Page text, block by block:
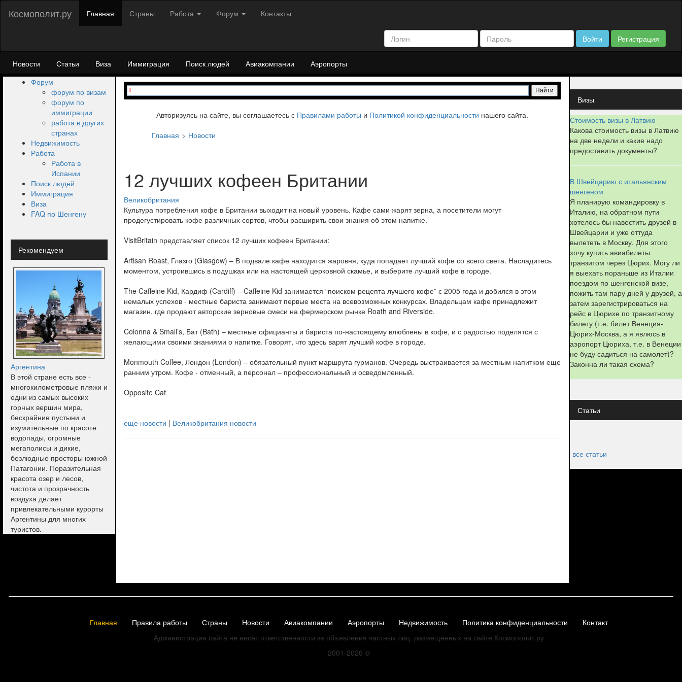
Космополит.ру Главная Страны Работа Форум Контакты
Войти Регистрация
Новости Статьи Виза Иммиграция Поиск людей Авиакомпании
Аэропорты
Форум
форум по визам
форум по
иммиграции
работа в других
странах
Недвижимость
Работа
Работа в
Испании
Поиск людей
Иммиграция
Виза
FAQ по Шенгену
Рекомендуем
Аргентина
В этой стране есть все -
многокилометровые пляжи и
одни из самых высоких
горных вершин мира,
бескрайние пустыни и
изумительные по красоте
водопады, огромные
мегаполисы и дикие,
безлюдные просторы южной
Патагонии. Поразительная
красота озер и лесов,
чистота и прозрачность
воздуха делает
привлекательными курорты
Аргентины для многих
туристов.
Авторизуясь на сайте, вы соглашаетесь с Правилами работы и Политикой конфиденциальности нашего сайта.
Главная
Новости
12 лучших кофеен Британии
Великобритания
Культура потребления кофе в Британии выходит на новый уровень. Кафе сами жарят зерна, а посетители могут
продегустировать кофе различных сортов, чтобы расширить свои знания об этом напитке.
VisitBritain представляет список 12 лучших кофеен Британии:
Artisan Roast, Глазго (Glasgow) – В подвале кафе находится жаровня, куда попадает лучший кофе со всего света. Насладитесь
моментом, устроившись в подушках или на настоящей церковной скамье, и выберите лучший кофе в городе.
The Caffeine Kid, Кардиф (Cardiff) – Caffeine Kid занимается “поиском рецепта лучшего кофе” с 2005 года и добился в этом
немалых успехов - местные бариста занимают первые места на всевозможных конкурсах. Владельцам кафе принадлежит
магазин, где продают авторские зерновые смеси на фермерском рынке Roath and Riverside.
Colonna & Small’s, Бат (Bath) – местные официанты и бариста по-настоящему влюблены в кофе, и с радостью поделятся с
желающими своими знаниями о напитке. Говорят, что здесь варят лучший кофе в городе.
Monmouth Coffee, Лондон (London) – обязательный пункт маршрута гурманов. Очередь выстраивается за местным напитком еще
ранним утром. Кофе - отменный, а персонал – профессиональный и осведомленный.
Opposite Caf
еще новости | Великобритания новости
Визы
Стоимость визы в Латвию
Какова стоимость визы в Латвию
на две недели и какие надо
предоставить документы?
В Швейцарию с итальянским
шенгеном
Я планирую командировку в
Италию, на обратном пути
хотелось бы навестить друзей в
Швейцарии и уже оттуда
вылететь в Москву. Для этого
хочу купить авиабилеты
транзитом через Цюрих. Могу ли
я выехать пораньше из Италии
поездом по шенгенской визе,
пожить там пару дней у друзей, а
затем зарегистрироваться на
рейс в Цюрихе по транзитному
билету (т.е. билет Венеция-
Цюрих-Москва, а я явлюсь в
аэропорт Цюриха, т.е. в Венеции
не буду садиться на самолет)?
Законна ли такая схема?
Статьи
все статьи
Главная Правила работы Страны Новости Авиакомпании Аэропорты Недвижимость Политика конфиденциальности Контакт
Администрация сайта не несёт ответственности за объявления частных лиц, размещённых на сайте Космополит.ру
2001-2026 ©